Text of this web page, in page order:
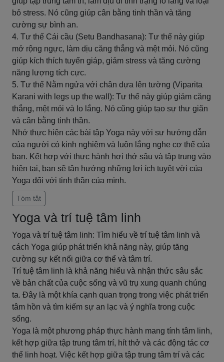
bỏ stress. Nó cũng giúp cân bằng tinh thần và tăng
cường sự bình an.
4. Tư thế Cái cầu (Setu Bandhasana): Tư thế này giúp
mở rộng ngực, làm dịu căng thẳng và mệt mỏi. Nó cũng
giúp kích thích tuyến giáp, giảm stress và tăng cường
năng lượng tích cực.
5. Tư thế Nằm ngửa với chân dựa lên tường (Viparita
Karani with legs up the wall): Tư thế này giúp giảm căng
thẳng, mệt mỏi và lo lắng. Nó cũng giúp tạo sự thư giãn
và cân bằng tinh thần.
Nhớ thực hiện các bài tập Yoga này với sự hướng dẫn
của người có kinh nghiệm và luôn lắng nghe cơ thể của
bạn. Kết hợp với thực hành hơi thở sâu và tập trung vào
hiện tại, bạn sẽ tận hưởng những lợi ích tuyệt vời của
Yoga đối với tinh thần của mình.
Tóm tắt
Yoga và trí tuệ tâm linh
Yoga và trí tuệ tâm linh: Tìm hiểu về trí tuệ tâm linh và
cách Yoga giúp phát triển khả năng này, giúp tăng
cường sự kết nối giữa cơ thể và tâm trí.
Trí tuệ tâm linh là khả năng hiểu và nhận thức sâu sắc
về bản chất của cuộc sống và vũ trụ xung quanh chúng
ta. Đây là một khía cạnh quan trọng trong việc phát triển
tâm hồn và tìm kiếm sự an lạc và ý nghĩa trong cuộc
sống.
Yoga là một phương pháp thực hành mang tính tâm linh,
kết hợp giữa tập trung tâm trí, hít thở và các động tác cơ
thể linh hoạt. Việc kết hợp giữa tập trung tâm trí và các